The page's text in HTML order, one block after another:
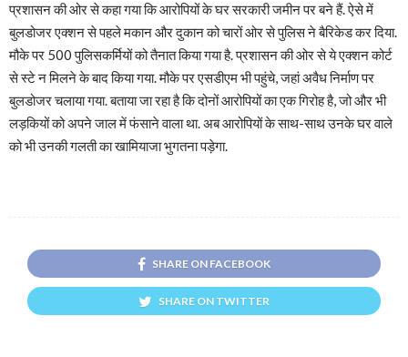
प्रशासन की ओर से कहा गया कि आरोपियों के घर सरकारी जमीन पर बने हैं. ऐसे में
बुलडोजर एक्शन से पहले मकान और दुकान को चारों ओर से पुलिस ने बैरिकेड कर दिया.
मौके पर 500 पुलिसकर्मियों को तैनात किया गया है. प्रशासन की ओर से ये एक्शन कोर्ट
से स्टे न मिलने के बाद किया गया. मौके पर एसडीएम भी पहुंचे, जहां अवैध निर्माण पर
बुलडोजर चलाया गया. बताया जा रहा है कि दोनों आरोपियों का एक गिरोह है, जो और भी
लड़कियों को अपने जाल में फंसाने वाला था. अब आरोपियों के साथ-साथ उनके घर वाले
को भी उनकी गलती का खामियाजा भुगतना पड़ेगा.
SHARE ON FACEBOOK
SHARE ON TWITTER